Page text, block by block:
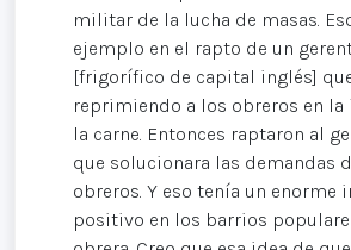
militar de la lucha de masas.
ejemplo en el rapto de un
[frigorífico de capital inglés]
reprimiendo a los obreros en
la carne. Entonces raptaron al
que solucionara las demandas
obreros. Y eso tenía un enorme
positivo en los barrios